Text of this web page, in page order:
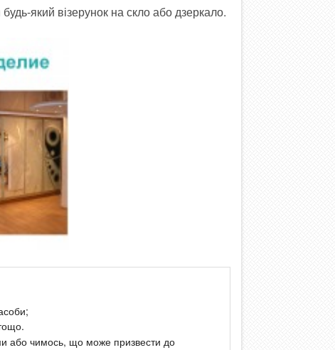
який візерунок на скло або дзеркало.
або чимось, що може призвести до